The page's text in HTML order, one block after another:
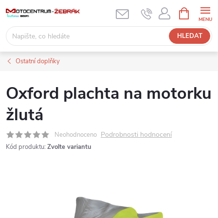
obsah
HLEDAT
NÁKUPNÍ
KOŠÍK
Ostatní doplňky
Oxford plachta na motorku
žlutá
Neohodnoceno Podrobnosti hodnocení
Kód produktu: Zvolte variantu